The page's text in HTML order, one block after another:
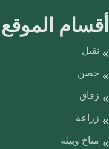
أقسام الموقع
نقيل
حصن
زقاق
زراعة
مناخ وبيئة